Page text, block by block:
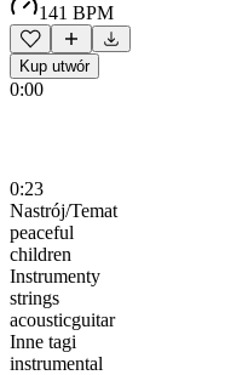
141 BPM
Kup utwór
0:00
0:23
Nastrój/Temat
peaceful
children
Instrumenty
strings
acousticguitar
Inne tagi
instrumental